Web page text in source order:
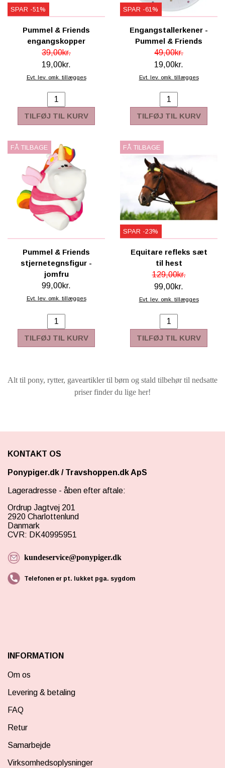
SPAR -51%
Pummel & Friends
engangskopper
39,00kr.
19,00kr.
Evt. lev. omk. tillægges
TILFØJ TIL KURV
SPAR -61%
Engangstallerkener -
Pummel & Friends
49,00kr.
19,00kr.
Evt. lev. omk. tillægges
TILFØJ TIL KURV
FÅ TILBAGE
Pummel & Friends
stjernetegnsfigur -
jomfru
99,00kr.
Evt. lev. omk. tillægges
TILFØJ TIL KURV
FÅ TILBAGE
SPAR -23%
Equitare refleks sæt
til hest
129,00kr.
99,00kr.
Evt. lev. omk. tillægges
TILFØJ TIL KURV
Alt til pony, rytter, gaveartikler til børn og stald tilbehør til nedsatte
priser finder du lige her!
KONTAKT OS
Ponypiger.dk / Travshoppen.dk ApS
Lageradresse - åben efter aftale:
Ordrup Jagtvej 201
2920 Charlottenlund
Danmark
CVR: DK40995951
kundeservice@ponypiger.dk
Telefonen er pt. lukket pga. sygdom
INFORMATION
Om os
Levering & betaling
FAQ
Retur
Samarbejde
Virksomhedsoplysninger